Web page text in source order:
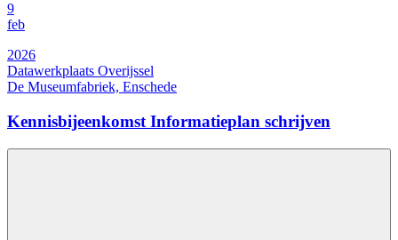
9
feb
2026
Datawerkplaats Overijssel
De Museumfabriek, Enschede
Kennisbijeenkomst Informatieplan schrijven